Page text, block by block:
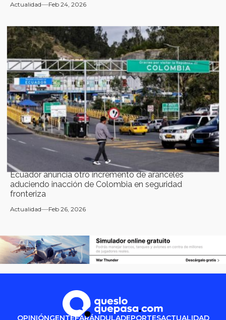
Actualidad Feb 24, 2026
Ecuador anuncia otro incremento de aranceles
aduciendo inacción de Colombia en seguridad
fronteriza
Actualidad Feb 26, 2026